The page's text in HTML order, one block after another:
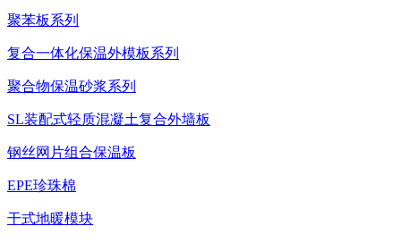
聚苯板系列
复合一体化保温外模板系列
聚合物保温砂浆系列
SL装配式轻质混凝土复合外墙板
钢丝网片组合保温板
EPE珍珠棉
干式地暖模块